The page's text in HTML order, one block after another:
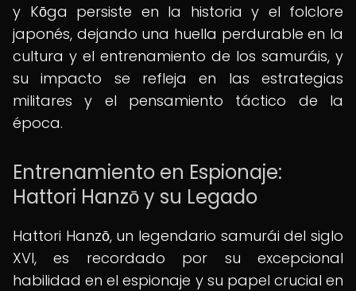
y Kōga persiste en la historia y el folclore
japonés, dejando una huella perdurable en la
cultura y el entrenamiento de los samuráis, y
su impacto se refleja en las estrategias
militares y el pensamiento táctico de la
época.
Entrenamiento en Espionaje:
Hattori Hanzō y su Legado
Hattori Hanzō, un legendario samurái del siglo
XVI, es recordado por su excepcional
habilidad en el espionaje y su papel crucial en